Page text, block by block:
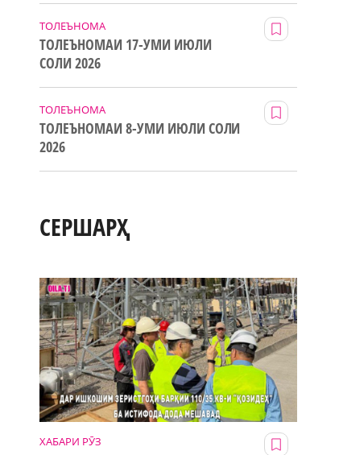
ТОЛЕЪНОМА
ТОЛЕЪНОМАИ 17-УМИ ИЮЛИ
СОЛИ 2026
ТОЛЕЪНОМА
ТОЛЕЪНОМАИ 8-УМИ ИЮЛИ СОЛИ
2026
СЕРШАРҲ
ХАБАРИ РӮЗ